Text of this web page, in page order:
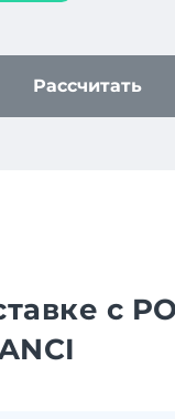
Рассчитать
с